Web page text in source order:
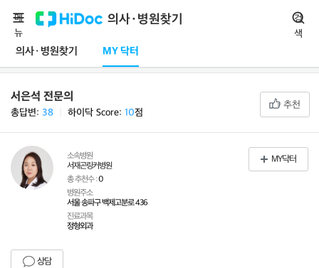
의사·병원찾기
의사·병원찾기 MY 닥터
메
뉴
검
색
서은석 전문의
총답변: 38 하이닥 Score: 10점
추천
소속병원
서재곤링커병원
총 추천수 :0
병원주소
서울 송파구 백제고분로 436
진료과목
정형외과
상담
MY닥터